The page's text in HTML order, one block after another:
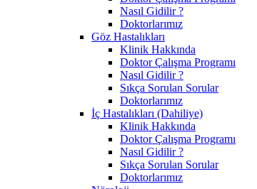
Nasıl Gidilir ?
Doktorlarımız
Göz Hastalıkları
Klinik Hakkında
Doktor Çalışma Programı
Nasıl Gidilir ?
Sıkça Sorulan Sorular
Doktorlarımız
İç Hastalıkları (Dahiliye)
Klinik Hakkında
Doktor Çalışma Programı
Nasıl Gidilir ?
Sıkça Sorulan Sorular
Doktorlarımız